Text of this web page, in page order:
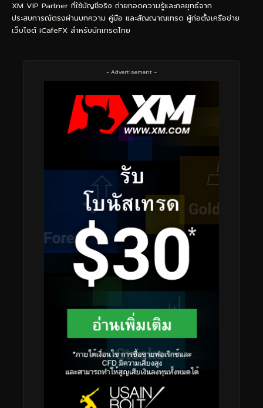
XM VIP Partner ที่ใช้บัญชีจริง ถ่ายทอดความรู้และกลยุทธ์จาก
ประสบการณ์ตรงผ่านบทความ คู่มือ และสัญญาณเทรด ผู้ก่อตั้งเครือข่าย
เว็บไซต์ iCafeFX สำหรับนักเทรดไทย
- Advertisement -